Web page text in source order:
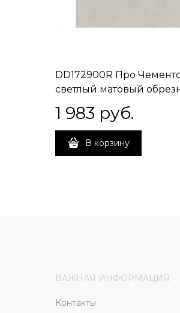
DD172900R Про
светлый матовый
1 983 руб.
В корзину
ВАЖНАЯ ИНФОРМАЦИЯ
Контакты